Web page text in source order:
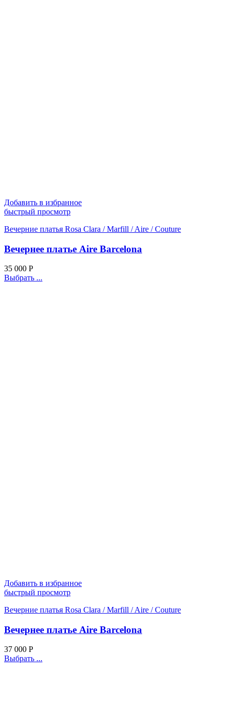
Добавить в избранное
быстрый просмотр
Вечерние платья Rosa Clara / Marfill / Aire / Couture
Вечернее платье Aire Barcelona
35 000 Р
Выбрать ...
Добавить в избранное
быстрый просмотр
Вечерние платья Rosa Clara / Marfill / Aire / Couture
Вечернее платье Aire Barcelona
37 000 Р
Выбрать ...